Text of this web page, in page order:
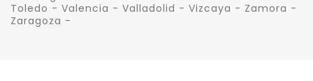
Toledo - Valencia - Valladolid - Vizcaya - Zamora -
Zaragoza -